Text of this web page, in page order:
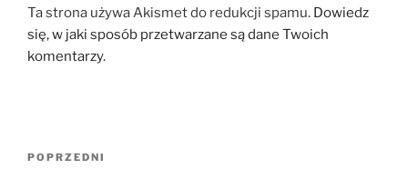
Ta strona używa Akismet do redukcji spamu. Dowiedz
się, w jaki sposób przetwarzane są dane Twoich
komentarzy.
Nawigacja
Poprzedni
POPRZEDNI